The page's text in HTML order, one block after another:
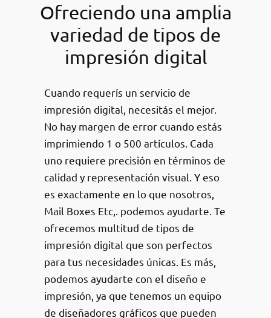
Ofreciendo una amplia
variedad de tipos de
impresión digital
Cuando requerís un servicio de
impresión digital, necesitás el mejor.
No hay margen de error cuando estás
imprimiendo 1 o 500 artículos. Cada
uno requiere precisión en términos de
calidad y representación visual. Y eso
es exactamente en lo que nosotros,
Mail Boxes Etc,. podemos ayudarte. Te
ofrecemos multitud de tipos de
impresión digital que son perfectos
para tus necesidades únicas. Es más,
podemos ayudarte con el diseño e
impresión, ya que tenemos un equipo
de diseñadores gráficos que pueden